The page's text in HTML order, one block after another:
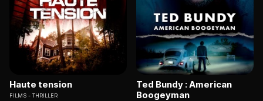
Haute tension
FILMS THRILLER
Ted Bundy : American
Boogeyman